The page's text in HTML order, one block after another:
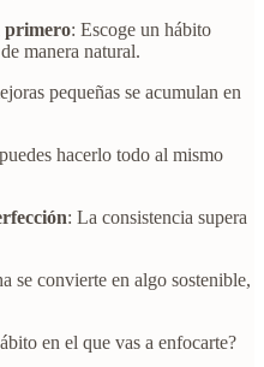
primero: Escoge un hábito
manera natural.
pequeñas se acumulan en
hacerlo todo al mismo
: La consistencia supera
se convierte en algo sostenible,
en el que vas a enfocarte?